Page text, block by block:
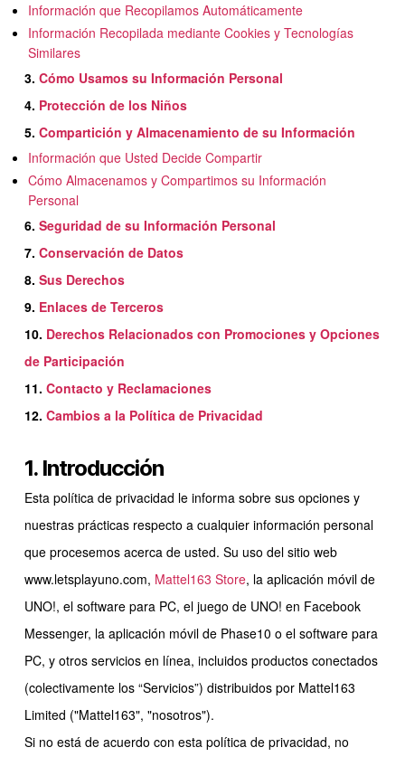
Información que Recopilamos Automáticamente
Información Recopilada mediante Cookies y Tecnologías
Similares
3. Cómo Usamos su Información Personal
4. Protección de los Niños
5. Compartición y Almacenamiento de su Información
Información que Usted Decide Compartir
Cómo Almacenamos y Compartimos su Información
Personal
6. Seguridad de su Información Personal
7. Conservación de Datos
8. Sus Derechos
9. Enlaces de Terceros
10. Derechos Relacionados con Promociones y Opciones
de Participación
11. Contacto y Reclamaciones
12. Cambios a la Política de Privacidad
1. Introducción
Esta política de privacidad le informa sobre sus opciones y
nuestras prácticas respecto a cualquier información personal
que procesemos acerca de usted. Su uso del sitio web
www.letsplayuno.com, Mattel163 Store, la aplicación móvil de
UNO!, el software para PC, el juego de UNO! en Facebook
Messenger, la aplicación móvil de Phase10 o el software para
PC, y otros servicios en línea, incluidos productos conectados
(colectivamente los “Servicios”) distribuidos por Mattel163
Limited ("Mattel163", "nosotros").
Si no está de acuerdo con esta política de privacidad, no